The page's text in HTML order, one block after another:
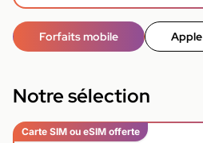
Forfaits mobile Apple
Notre sélection
Carte SIM ou eSIM offerte